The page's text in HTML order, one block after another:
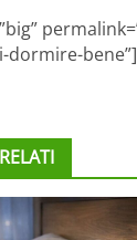
dormire-